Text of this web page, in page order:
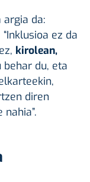
argia da:
“Inklusioa ez da
kirolean,
du, eta
diren